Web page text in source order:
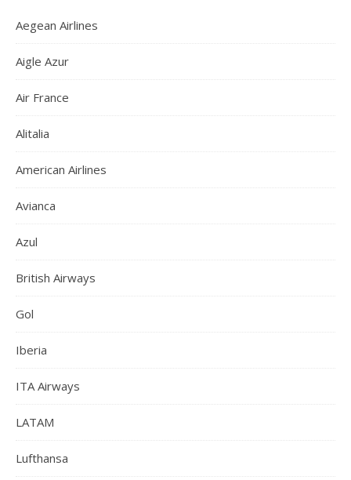
Aegean Airlines
Aigle Azur
Air France
Alitalia
American Airlines
Avianca
Azul
British Airways
Gol
Iberia
ITA Airways
LATAM
Lufthansa